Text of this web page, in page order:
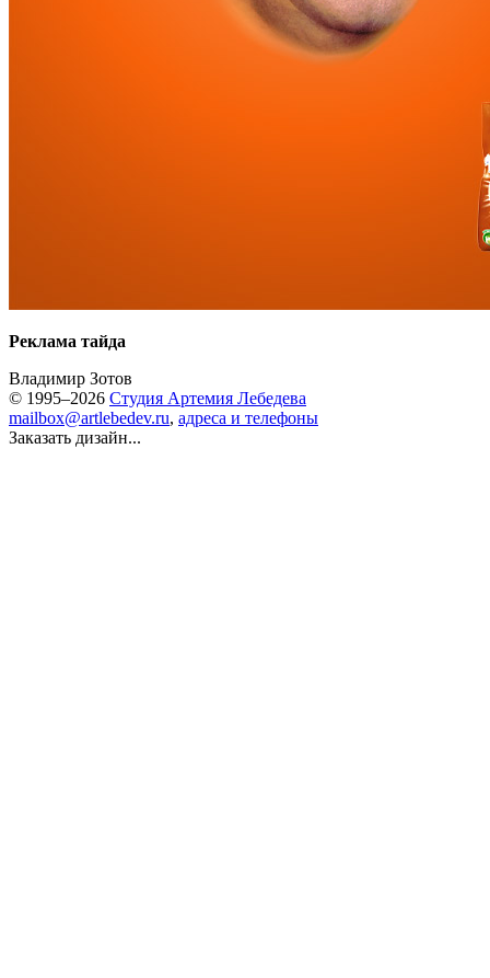
Реклама тайда
Владимир Зотов
© 1995–2026 Студия Артемия Лебедева
mailbox@artlebedev.ru, адреса и телефоны
Заказать дизайн...